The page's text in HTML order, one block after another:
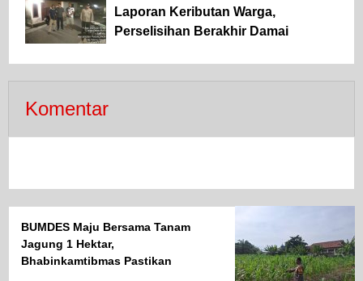
Laporan Keributan Warga,
Perselisihan Berakhir Damai
Komentar
BUMDES Maju Bersama Tanam
Jagung 1 Hektar,
Bhabinkamtibmas Pastikan